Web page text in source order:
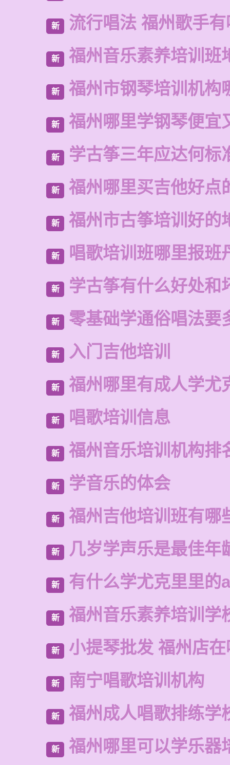
新 流行唱法 福州歌手
新 福州音乐素养培训班
新 福州市钢琴培训机构
新 福州哪里学钢琴便宜
新 学古筝三年应达何标
新 福州哪里买吉他好点
新 福州市古筝培训好的
新 唱歌培训班哪里报班
新 学古筝有什么好处和
新 零基础学通俗唱法要
新 入门吉他培训
新 福州哪里有成人学尤
新 唱歌培训信息
新 福州音乐培训机构排
新 学音乐的体会
新 福州吉他培训班有哪
新 几岁学声乐是最佳年
新 有什么学尤克里里的
新 福州音乐素养培训学
新 小提琴批发 福州店
新 南宁唱歌培训机构
新 福州成人唱歌排练学
新 福州哪里可以学乐器